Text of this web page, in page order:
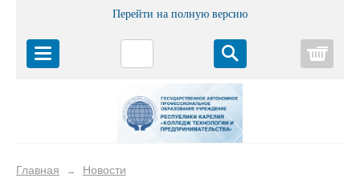
Перейти на полную версию
Главная → Новости